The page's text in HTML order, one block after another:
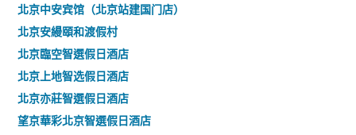
北京中安宾馆（北京站建国门店）
北京安縵頤和渡假村
北京臨空智選假日酒店
北京上地智选假日酒店
北京亦莊智選假日酒店
望京華彩北京智選假日酒店